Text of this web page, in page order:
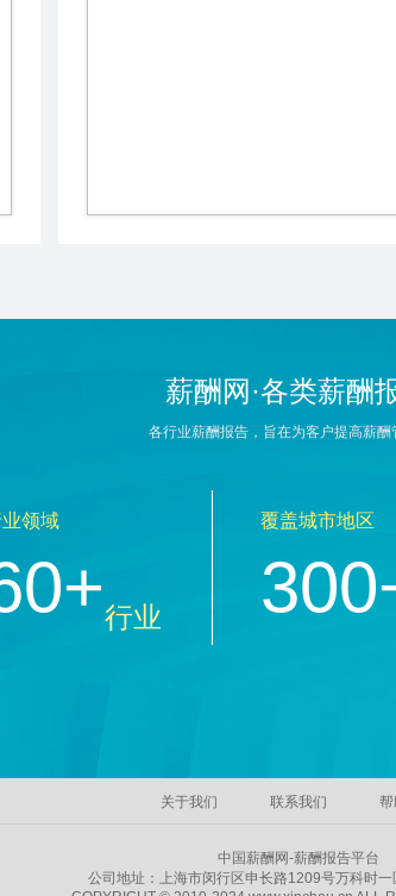
薪酬网·各类薪酬
各行业薪酬报告，旨在为客户提高薪酬
领域
行业
覆盖城市地区
关于我们 联系我们
中国薪酬网-薪酬报告平台
公司地址：上海市闵行区申长路1209号万科时